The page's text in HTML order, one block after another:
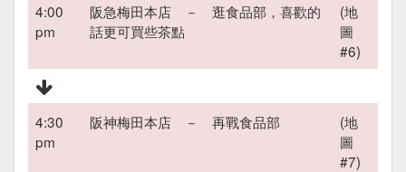
4:00
pm
阪急梅田本店 － 逛食品部，喜歡的
話更可買些茶點
(地
圖
#6)
4:30
pm
阪神梅田本店 － 再戰食品部
(地
圖
#7)